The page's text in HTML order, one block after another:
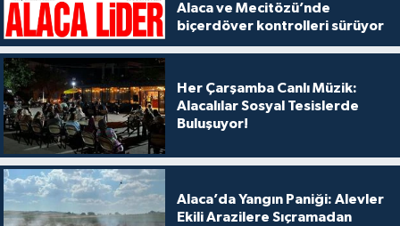
Alaca ve Mecitözü’nde
biçerdöver kontrolleri sürüyor
Her Çarşamba Canlı Müzik:
Alacalılar Sosyal Tesislerde
Buluşuyor!
Alaca’da Yangın Paniği: Alevler
Ekili Arazilere Sıçramadan